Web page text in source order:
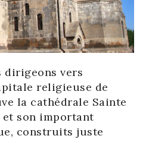
dirigeons vers
religieuse de
la cathédrale Sainte
et son important
construits juste